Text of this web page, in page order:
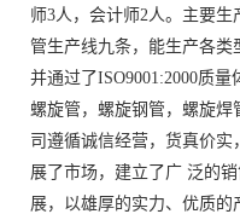
师3人，会计师2人。主要
管生产线九条，能生产各类
并通过了ISO9001:2000质
螺旋管，螺旋钢管，螺旋
司遵循诚信经营，货真价
展了市场，建立了广 泛的
展，以雄厚的实力、优质